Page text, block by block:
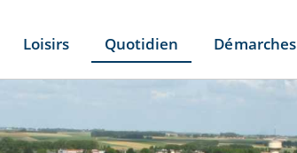
Loisirs Quotidien Démarches